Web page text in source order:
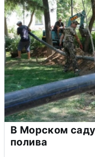
В Морском
полива